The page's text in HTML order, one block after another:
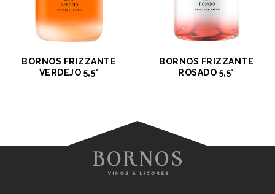
BORNOS FRIZZANTE
VERDEJO 5,5°
BORNOS FRIZZANTE
ROSADO 5,5°